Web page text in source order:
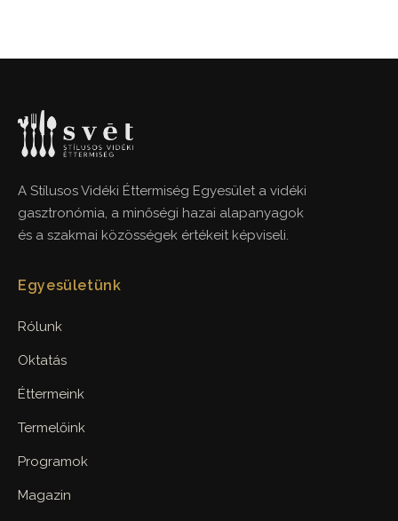
A Stílusos Vidéki Éttermiség Egyesület a vidéki
gasztronómia, a minőségi hazai alapanyagok
és a szakmai közösségek értékeit képviseli.
Egyesületünk
Rólunk
Oktatás
Éttermeink
Termelőink
Programok
Magazin